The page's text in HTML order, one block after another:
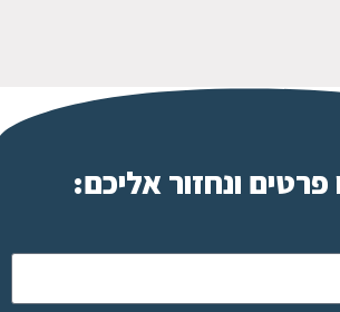
ונחזור אליכם: